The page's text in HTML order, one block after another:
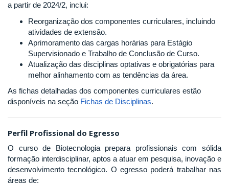
a partir de 2024/2, inclui:
Reorganização dos componentes curriculares, incluindo
atividades de extensão.
Aprimoramento das cargas horárias para Estágio
Supervisionado e Trabalho de Conclusão de Curso.
Atualização das disciplinas optativas e obrigatórias para
melhor alinhamento com as tendências da área.
As fichas detalhadas dos componentes curriculares estão
disponíveis na seção Fichas de Disciplinas.
Perfil Profissional do Egresso
O curso de Biotecnologia prepara profissionais com sólida
formação interdisciplinar, aptos a atuar em pesquisa, inovação e
desenvolvimento tecnológico. O egresso poderá trabalhar nas
áreas de: